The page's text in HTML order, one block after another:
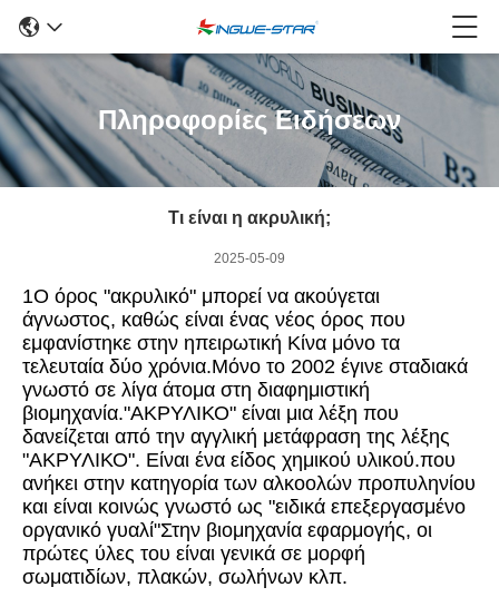
Πληροφορίες Ειδήσεων
Τι είναι η ακρυλική;
2025-05-09
1Ο όρος "ακρυλικό" μπορεί να ακούγεται
άγνωστος, καθώς είναι ένας νέος όρος που
εμφανίστηκε στην ηπειρωτική Κίνα μόνο τα
τελευταία δύο χρόνια.Μόνο το 2002 έγινε σταδιακά
γνωστό σε λίγα άτομα στη διαφημιστική
βιομηχανία."ΑΚΡΥΛΙΚΟ" είναι μια λέξη που
δανείζεται από την αγγλική μετάφραση της λέξης
"ΑΚΡΥΛΙΚΟ". Είναι ένα είδος χημικού υλικού.που
ανήκει στην κατηγορία των αλκοολών προπυληνίου
και είναι κοινώς γνωστό ως "ειδικά επεξεργασμένο
οργανικό γυαλί"Στην βιομηχανία εφαρμογής, οι
πρώτες ύλες του είναι γενικά σε μορφή
σωματιδίων, πλακών, σωλήνων κλπ.